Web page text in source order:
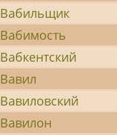
Вабильщик
Вабимость
Вабкентский
Вавил
Вавиловский
Вавилон